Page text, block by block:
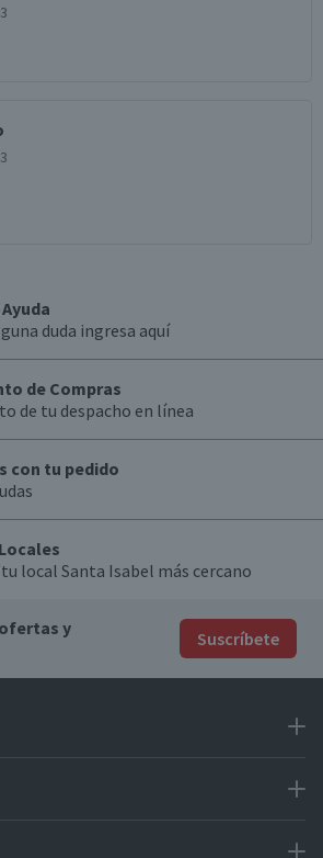
con suaves notas a vainilla, café y
alcohol está prohibida para menores
de caducidad
duda ingresa aquí
de Compras
de tu despacho en línea
con tu pedido
local Santa Isabel más cercano
y
Suscríbete